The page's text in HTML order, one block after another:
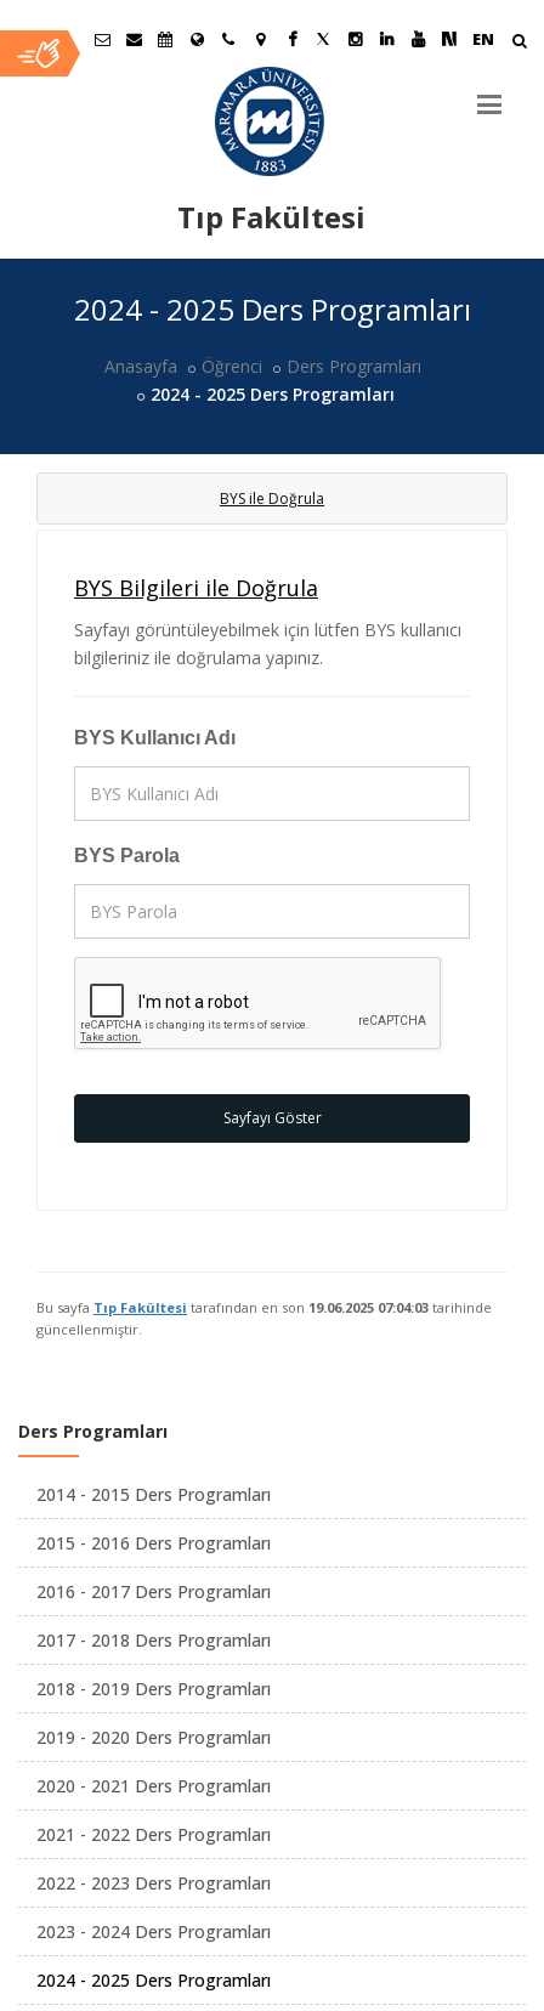
EN
Tıp Fakültesi
İçerik2024 - 2025 Ders Programları
Anasayfa Öğrenci
Ders Programları
2024 - 2025 Ders Programları
BYS ile Doğrula
BYS Bilgileri ile Doğrula
Sayfayı görüntüleyebilmek için lütfen BYS kullanıcı
bilgileriniz ile doğrulama yapınız.
BYS Kullanıcı Adı
BYS Parola
Sayfayı Göster
Bu sayfa Tıp Fakültesi tarafından en son 19.06.2025 07:04:03 tarihinde
güncellenmiştir.
Ders Programları
2014 - 2015 Ders Programları
2015 - 2016 Ders Programları
2016 - 2017 Ders Programları
2017 - 2018 Ders Programları
2018 - 2019 Ders Programları
2019 - 2020 Ders Programları
2020 - 2021 Ders Programları
2021 - 2022 Ders Programları
2022 - 2023 Ders Programları
2023 - 2024 Ders Programları
2024 - 2025 Ders Programları